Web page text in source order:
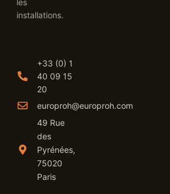
installations.
+33 (0) 1
40 09 15
20
europroh@europroh.com
49 Rue
des
Pyrénées,
75020
Paris